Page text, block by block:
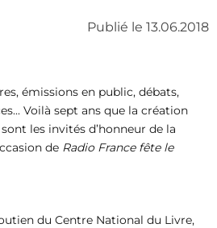
Publié le 13.06.2018
émissions en public, débats,
Voilà sept ans que la création
les invités d’honneur de la
de Radio France fête le
du Centre National du Livre,